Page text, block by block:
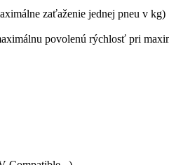
zaťaženie jednej pneu v kg)
povolenú rýchlosť pri